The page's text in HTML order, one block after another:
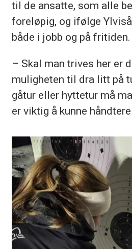
til de ansatte, som alle
foreløpig, og ifølge
både i jobb og på fritiden.
– Skal man trives her er
muligheten til dra litt på
gåtur eller hyttetur må
er viktig å kunne